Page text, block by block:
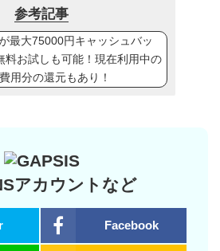
参考記事
最大75000円キャッシュバッ
料お試しも可能！現在利用中の
用分の還元もあり！
アカウントなど
Facebook